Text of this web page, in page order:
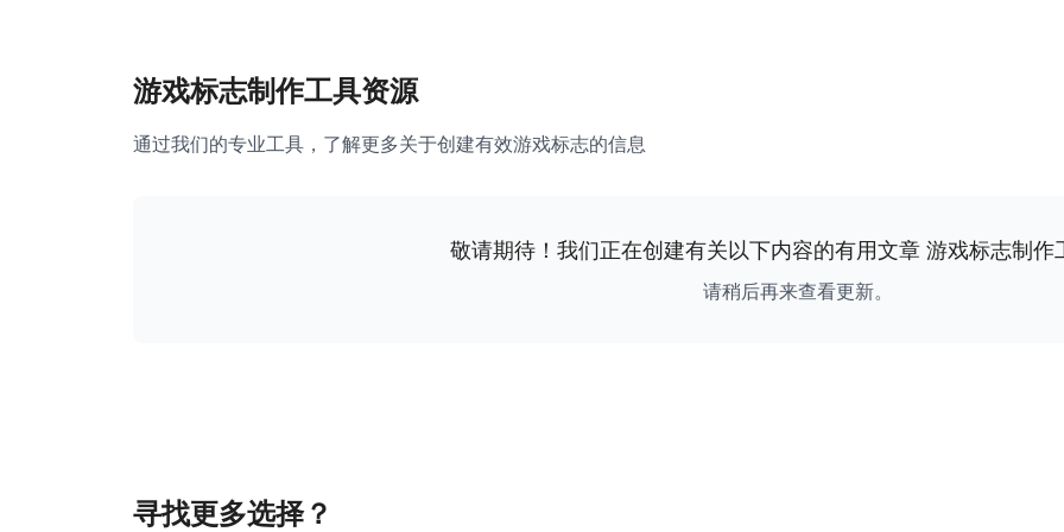
游戏标志制作工具资源
通过我们的专业工具，了解更多关于创建有效游戏标志的信息
敬请期待！我们正在创建有关以下内容的有用文章 游戏标志制作
请稍后再来查看更新。
寻找更多选择？